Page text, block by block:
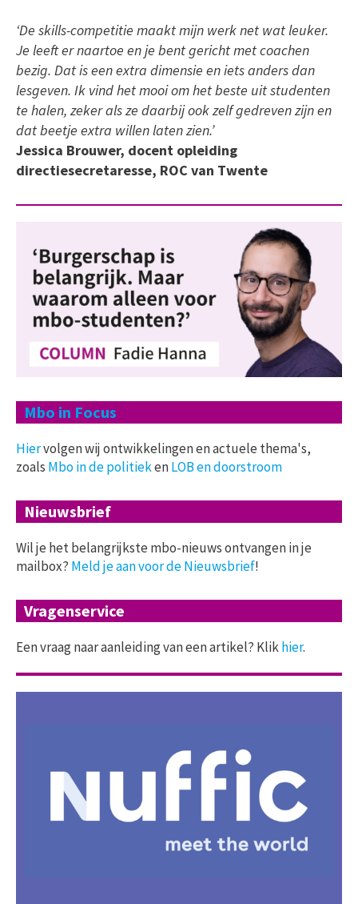
‘De skills-competitie maakt mijn werk net wat leuker.
Je leeft er naartoe en je bent gericht met coachen
bezig. Dat is een extra dimensie en iets anders dan
lesgeven. Ik vind het mooi om het beste uit studenten
te halen, zeker als ze daarbij ook zelf gedreven zijn en
dat beetje extra willen laten zien.’
Jessica Brouwer, docent opleiding
directiesecretaresse, ROC van Twente
Mbo in Focus
Hiervolgen wij ontwikkelingen en actuele thema's,
zoals Mbo in de politiekenLOB en doorstroom
Nieuwsbrief
Wil je het belangrijkste mbo-nieuws ontvangen in je
mailbox? Meld je aan voor de Nieuwsbrief!
Vragenservice
Een vraag naar aanleiding van een artikel? Klikhier.